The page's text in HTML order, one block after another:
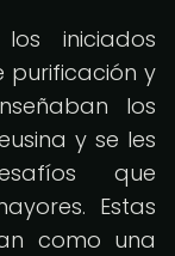
iniciados
purificación y
los
y se les
que
Estas
como una